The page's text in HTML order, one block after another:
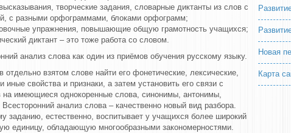
творческие задания, словарные диктанты из слов с
с разными орфограммами, блоками орфограмм;
упражнения, повышающие общую грамотность учащихся;
диктант – это тоже работа со словом.
анализ слова как один из приёмов обучения русскому языку.
взятом слове найти его фонетические, лексические,
иные свойства и признаки, а затем установить его связи с
на имеющиеся однокоренные слова, синонимы, антонимы,
анализ слова – качественно новый вид разбора.
заданию, естественно, воспитывает у учащихся более широкий
единицу, обладающую многообразными закономерностями.
Новая
Карта